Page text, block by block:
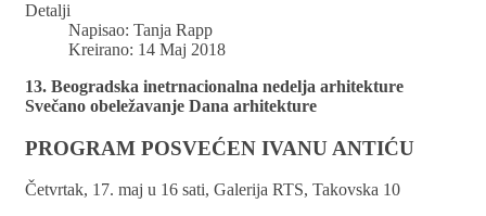
Detalji
Napisao: Tanja Rapp
Kreirano: 14 Maj 2018
13. Beogradska inetrnacionalna nedelja arhitekture
Svečano obeležavanje Dana arhitekture
PROGRAM POSVEĆEN IVANU ANTIĆU
Četvrtak, 17. maj u 16 sati, Galerija RTS, Takovska 10